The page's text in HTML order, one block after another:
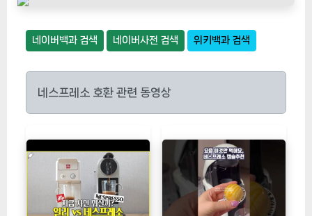
네이버백과 검색 네이버사전 검색 위키백과 검색
네스프레소 호환 관련 동영상